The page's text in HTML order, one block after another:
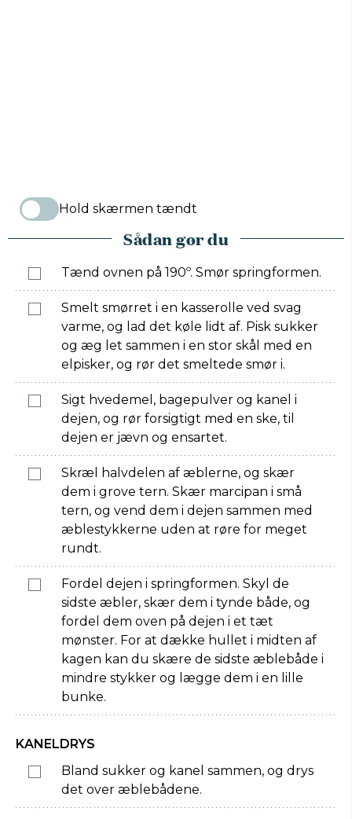
Hold skærmen tændt
Sådan gør du
Tænd ovnen på 190º. Smør springformen.
Smelt smørret i en kasserolle ved svag
varme, og lad det køle lidt af. Pisk sukker
og æg let sammen i en stor skål med en
elpisker, og rør det smeltede smør i.
Sigt hvedemel, bagepulver og kanel i
dejen, og rør forsigtigt med en ske, til
dejen er jævn og ensartet.
Skræl halvdelen af æblerne, og skær
dem i grove tern. Skær marcipan i små
tern, og vend dem i dejen sammen med
æblestykkerne uden at røre for meget
rundt.
Fordel dejen i springformen. Skyl de
sidste æbler, skær dem i tynde både, og
fordel dem oven på dejen i et tæt
mønster. For at dække hullet i midten af
kagen kan du skære de sidste æblebåde i
mindre stykker og lægge dem i en lille
bunke.
KANELDRYS
Bland sukker og kanel sammen, og drys
det over æblebådene.